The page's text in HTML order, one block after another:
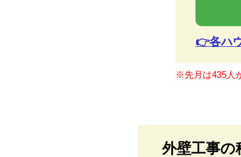
👉各ハ
※先月は435人
外壁工事の